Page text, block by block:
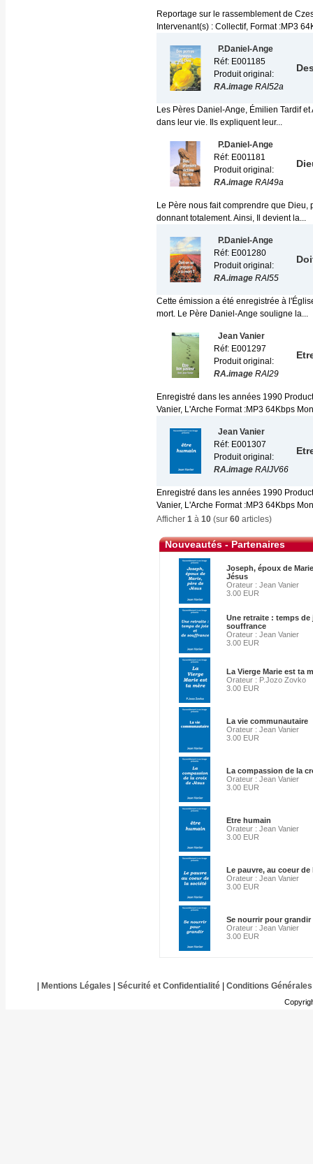
Reportage sur le rassemblement de
Intervenant(s) : Collectif, Format :MP3
P.Daniel-Ange
Réf: E001185
Produit original:
RA.image RAI52a
Les Pères Daniel-Ange, Émilien Tardif
dans leur vie. Ils expliquent leur...
P.Daniel-Ange
Réf: E001181
Produit original:
RA.image RAI49a
Le Père nous fait comprendre que
donnant totalement. Ainsi, Il devient la...
P.Daniel-Ange
Réf: E001280
Produit original:
RA.image RAI55
Cette émission a été enregistrée à
mort. Le Père Daniel-Ange souligne la...
Jean Vanier
Réf: E001297
Produit original:
RA.image RAI29
Enregistré dans les années 1990
Vanier, L'Arche Format :MP3 64Kbps
Jean Vanier
Réf: E001307
Produit original:
RA.image RAIJV66
Enregistré dans les années 1990
Vanier, L'Arche Format :MP3 64Kbps
Afficher 1 à 10 (sur 60 articles)
Nouveautés - Partenaires
Joseph, époux de
Jésus
Orateur : Jean Vanier
3.00 EUR
Une retraite : temps de
souffrance
Orateur : Jean Vanier
3.00 EUR
La Vierge Marie est ta
Orateur : P.Jozo Zovko
3.00 EUR
La vie communautaire
Orateur : Jean Vanier
3.00 EUR
La compassion de la
Orateur : Jean Vanier
3.00 EUR
Etre humain
Orateur : Jean Vanier
3.00 EUR
Le pauvre, au coeur de
Orateur : Jean Vanier
3.00 EUR
Se nourrir pour grandir
Orateur : Jean Vanier
3.00 EUR
Mentions Légales Sécurité et Confidentialité| Conditions Générales